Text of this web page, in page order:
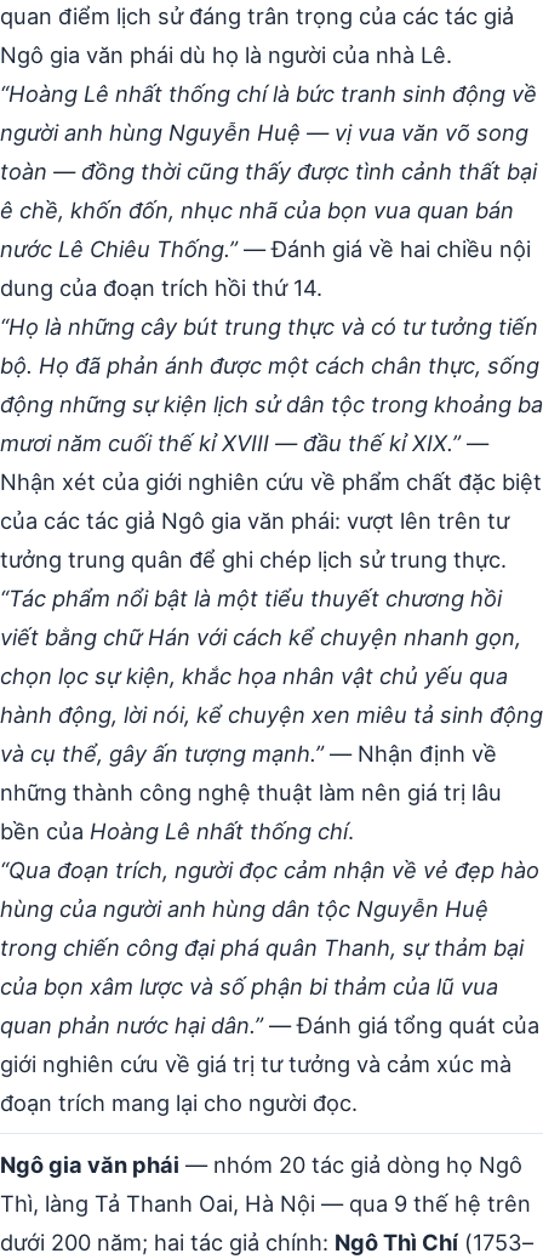
quan điểm lịch sử đáng trân trọng của các tác giả
Ngô gia văn phái dù họ là người của nhà Lê.
“Hoàng Lê nhất thống chí là bức tranh sinh động về
người anh hùng Nguyễn Huệ — vị vua văn võ song
toàn — đồng thời cũng thấy được tình cảnh thất bại
ê chề, khốn đốn, nhục nhã của bọn vua quan bán
nước Lê Chiêu Thống.”— Đánh giá về hai chiều nội
dung của đoạn trích hồi thứ 14.
“Họ là những cây bút trung thực và có tư tưởng tiến
bộ. Họ đã phản ánh được một cách chân thực, sống
động những sự kiện lịch sử dân tộc trong khoảng ba
mươi năm cuối thế kỉ XVIII — đầu thế kỉ XIX.”—
Nhận xét của giới nghiên cứu về phẩm chất đặc biệt
của các tác giả Ngô gia văn phái: vượt lên trên tư
tưởng trung quân để ghi chép lịch sử trung thực.
“Tác phẩm nổi bật là một tiểu thuyết chương hồi
viết bằng chữ Hán với cách kể chuyện nhanh gọn,
chọn lọc sự kiện, khắc họa nhân vật chủ yếu qua
hành động, lời nói, kể chuyện xen miêu tả sinh động
và cụ thể, gây ấn tượng mạnh.”— Nhận định về
những thành công nghệ thuật làm nên giá trị lâu
bền của Hoàng Lê nhất thống chí.
“Qua đoạn trích, người đọc cảm nhận về vẻ đẹp hào
hùng của người anh hùng dân tộc Nguyễn Huệ
trong chiến công đại phá quân Thanh, sự thảm bại
của bọn xâm lược và số phận bi thảm của lũ vua
quan phản nước hại dân.”— Đánh giá tổng quát của
giới nghiên cứu về giá trị tư tưởng và cảm xúc mà
đoạn trích mang lại cho người đọc.
Ngô gia văn phái — nhóm 20 tác giả dòng họ Ngô
Thì, làng Tả Thanh Oai, Hà Nội — qua 9 thế hệ trên
dưới 200 năm; hai tác giả chính: Ngô Thì Chí (1753–